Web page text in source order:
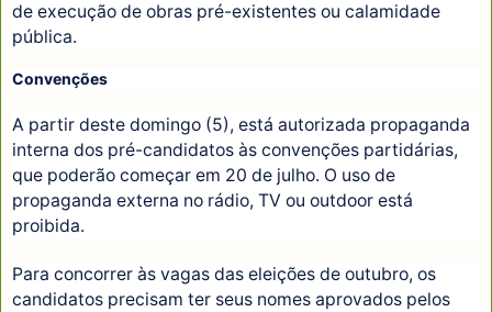
de execução de obras pré-existentes ou calamidade
pública.
Convenções
A partir deste domingo (5), está autorizada propaganda
interna dos pré-candidatos às convenções partidárias,
que poderão começar em 20 de julho. O uso de
propaganda externa no rádio, TV ou outdoor está
proibida.
Para concorrer às vagas das eleições de outubro, os
candidatos precisam ter seus nomes aprovados pelos